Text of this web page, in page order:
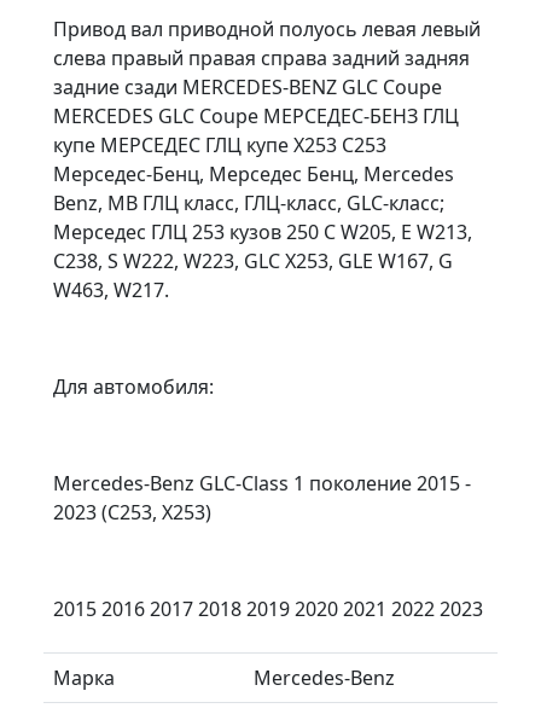
Привод вал приводной полуось левая левый
слева правый правая справа задний задняя
задние сзади MERCEDES-BENZ GLC Coupe
MERCEDES GLC Coupe МЕРСЕДЕС-БЕНЗ ГЛЦ
купе МЕРСЕДЕС ГЛЦ купе X253 C253
Мерседес-Бенц, Мерседес Бенц, Mercedes
Benz, MB ГЛЦ класс, ГЛЦ-класс, GLC-класс;
Мерседес ГЛЦ 253 кузов 250 C W205, E W213,
C238, S W222, W223, GLC X253, GLE W167, G
W463, W217.
Для автомобиля:
Mercedes-Benz GLC-Class 1 поколение 2015 -
2023 (C253, X253)
2015 2016 2017 2018 2019 2020 2021 2022 2023
Марка
Mercedes-Benz